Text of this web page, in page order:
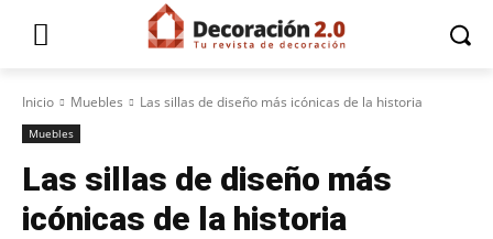
Inicio Muebles Las sillas de diseño más icónicas de la historia
Muebles
Las sillas de diseño más
icónicas de la historia